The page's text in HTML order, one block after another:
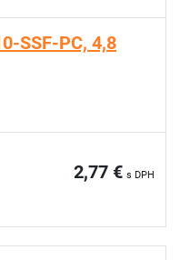
SSF-PC, 4,8
2,77 € s DPH